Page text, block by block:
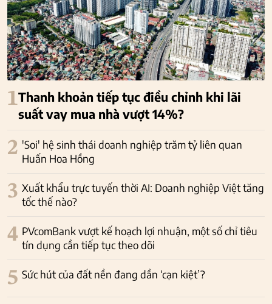
1Thanh khoản tiếp tục điều chỉnh khi lãi
suất vay mua nhà vượt 14%?
2 'Soi' hệ sinh thái doanh nghiệp trăm tỷ liên quan
Huấn Hoa Hồng
3 Xuất khẩu trực tuyến thời AI: Doanh nghiệp Việt tăng
tốc thế nào?
4 PVcomBank vượt kế hoạch lợi nhuận, một số chỉ tiêu
tín dụng cần tiếp tục theo dõi
5 Sức hút của đất nền đang dần ‘cạn kiệt’?